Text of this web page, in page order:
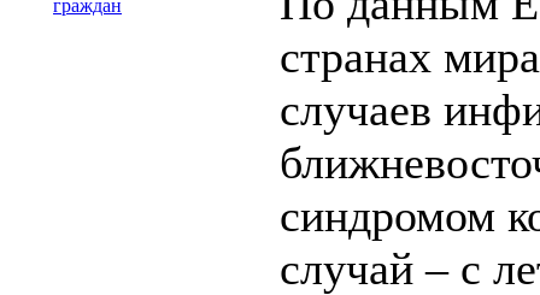
странах
случаев
синдромом
случай – с